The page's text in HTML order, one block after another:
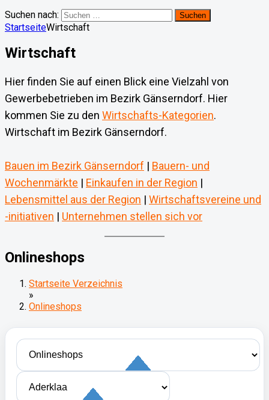
Suchen nach:
StartseiteWirtschaft
Wirtschaft
Hier finden Sie auf einen Blick eine Vielzahl von
Gewerbebetrieben im Bezirk Gänserndorf. Hier
kommen Sie zu den Wirtschafts-Kategorien.
Wirtschaft im Bezirk Gänserndorf.
Bauen im Bezirk Gänserndorf | Bauern- und
Wochenmärkte | Einkaufen in der Region |
Lebensmittel aus der Region | Wirtschaftsvereine und
-initiativen | Unternehmen stellen sich vor
Onlineshops
Startseite Verzeichnis
»
Onlineshops